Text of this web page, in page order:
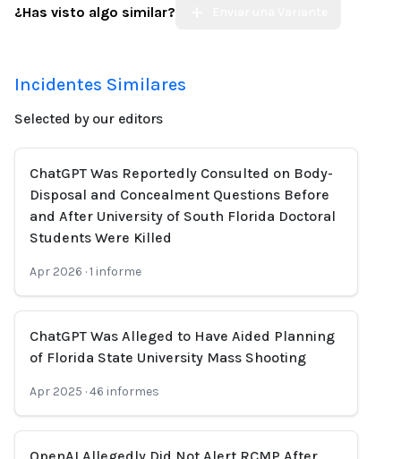
¿Has visto algo similar?
Incidentes Similares
Selected by our editors
ChatGPT Was Reportedly Consulted on Body-
Disposal and Concealment Questions Before
and After University of South Florida Doctoral
Students Were Killed
Apr 2026 ·1 informe
ChatGPT Was Alleged to Have Aided Planning
of Florida State University Mass Shooting
Apr 2025 ·46 informes